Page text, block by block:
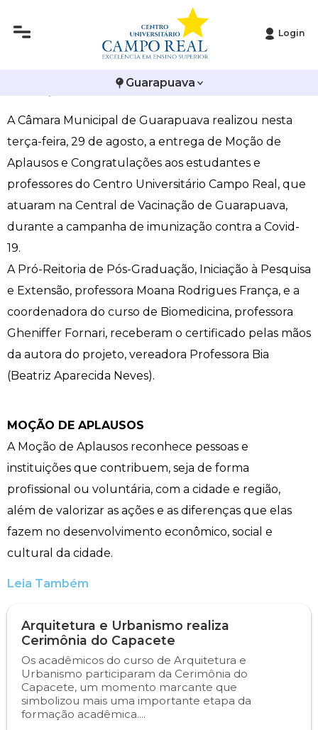
Login
Guarapuava
Moção de Aplausos pelo trabalho na Central de
A Câmara Municipal de Guarapuava realizou nesta
terça-feira, 29 de agosto, a entrega de Moção de
Aplausos e Congratulações aos estudantes e
professores do Centro Universitário Campo Real, que
atuaram na Central de Vacinação de Guarapuava,
durante a campanha de imunização contra a Covid-
19.
A Pró-Reitoria de Pós-Graduação, Iniciação à Pesquisa
e Extensão, professora Moana Rodrigues França, e a
coordenadora do curso de Biomedicina, professora
Gheniffer Fornari, receberam o certificado pelas mãos
da autora do projeto, vereadora Professora Bia
(Beatriz Aparecida Neves).
MOÇÃO DE APLAUSOS
A Moção de Aplausos reconhece pessoas e
instituições que contribuem, seja de forma
profissional ou voluntária, com a cidade e região,
além de valorizar as ações e as diferenças que elas
fazem no desenvolvimento econômico, social e
cultural da cidade.
Leia Também
Arquitetura e Urbanismo realiza
Cerimônia do Capacete
Os acadêmicos do curso de Arquitetura e
Urbanismo participaram da Cerimônia do
Capacete, um momento marcante que
simbolizou mais uma importante etapa da
formação acadêmica....
Infraestrutura
Editais
Publicações Institucionais
Arquitetura e Urbanismo
Biomedicina
Ciências Contábeis
Direito
Enfermagem
Engenharia Agronômica
Engenharia Civil
Engenharia de Software
Engenharia Elétrica
Engenharia Mecânica
Farmácia
Fisioterapia
Medicina Veterinária
Odontologia
Psicologia
Publicidade e Propaganda
Vestibular de Inverno
Vestibular de Medicina
2ª Via de Boleto
Atestado de Matrícula
Atividades Complementares e Sociais
Biblioteca
Calendário Acadêmico
Calendário de Provas
Carteirinha de Estudante
Central de Estágios - TCC
Horário de Aulas
Manual do Acadêmico
Manual de Formatura
Manual de Trabalhos Acadêmicos
Minha Biblioteca
Núcleo de Apoio Psicopedagógico
Plano de Ensino
Segunda Chamada
Seguro Escolar
Avalie a Campo Real
Bolsas e Incentivos
CPA
COLAP
Comissão de Ética no Uso de Animais
Comitê de Ética em Pesquisa
Diploma Digital
Educação em Direitos Humanos
Extensão
Infocampo
Intercampo
Logos Campo Real
NAPP e NAPC
Portal do Egresso
Programa de Monitoria
Publicações Científicas
Revistas Campo Real